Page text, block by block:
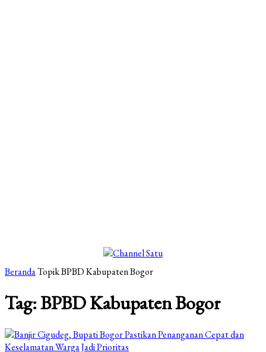
BerandaTopikBPBD Kabupaten Bogor
Tag: BPBD Kabupaten Bogor